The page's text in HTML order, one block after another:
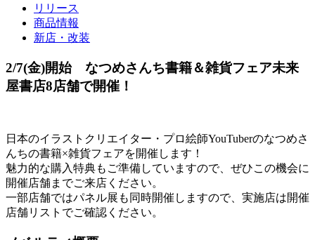
リリース
商品情報
新店・改装
2/7(金)開始 なつめさんち書籍＆雑貨フェア未来
屋書店8店舗で開催！
日本のイラストクリエイター・プロ絵師YouTuberのなつめさ
んちの書籍×雑貨フェアを開催します！
魅力的な購入特典もご準備していますので、ぜひこの機会に
開催店舗までご来店ください。
一部店舗ではパネル展も同時開催しますので、実施店は開催
店舗リストでご確認ください。